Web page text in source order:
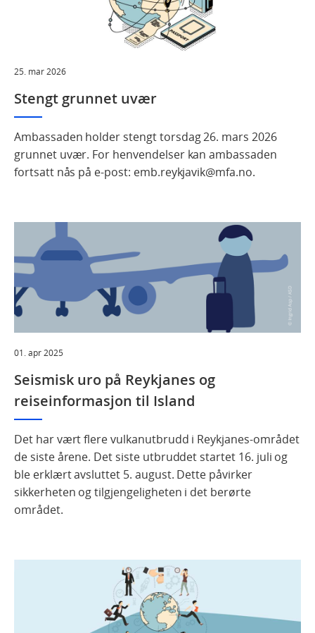
25. mar 2026
Stengt grunnet uvær
Ambassaden holder stengt torsdag 26. mars 2026
grunnet uvær. For henvendelser kan ambassaden
fortsatt nås på e-post: emb.reykjavik@mfa.no.
01. apr 2025
Seismisk uro på Reykjanes og
reiseinformasjon til Island
Det har vært flere vulkanutbrudd i Reykjanes-området
de siste årene. Det siste utbruddet startet 16. juli og
ble erklært avsluttet 5. august. Dette påvirker
sikkerheten og tilgjengeligheten i det berørte
området.